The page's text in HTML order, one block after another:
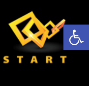
פתח סרגל נגישות